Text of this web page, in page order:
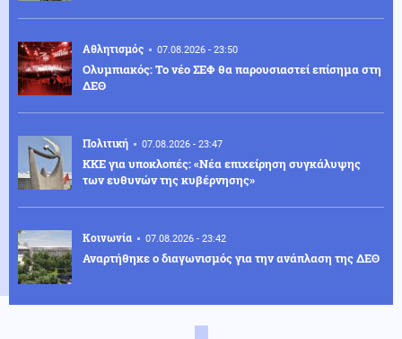
Αθλητισμός 07.08.2026 - 23:50
Ολυμπιακός: Το νέο ΣΕΦ θα παρουσιαστεί επίσημα στη
ΔΕΘ
Πολιτική 07.08.2026 - 23:47
ΚΚΕ για υποκλοπές: «Νέα επιχείρηση συγκάλυψης
των ευθυνών της κυβέρνησης»
Κοινωνία 07.08.2026 - 23:42
Αναρτήθηκε ο διαγωνισμός για την ανάπλαση της ΔΕΘ